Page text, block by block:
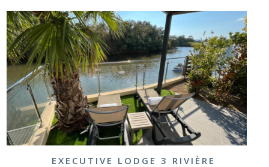
EXECUTIVE LODGE 3 RIVIÈRE